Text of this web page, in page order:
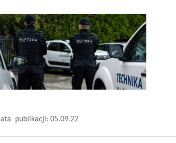
publikacji: 05.09.22